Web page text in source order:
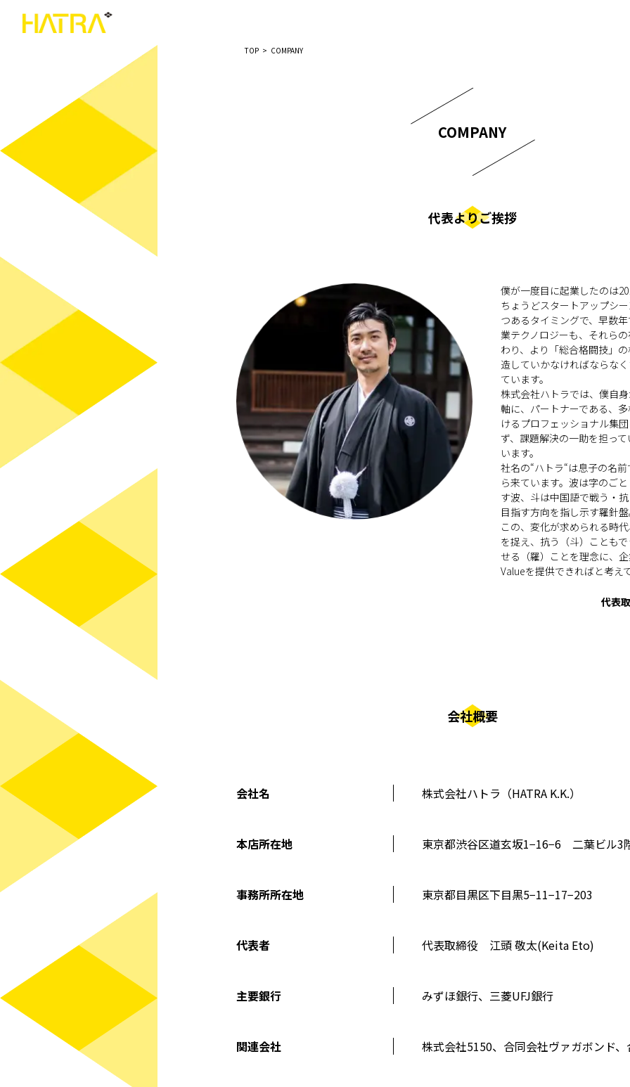
TOP > COMPANY
COMPANY
代表よりご挨拶
僕が一度目に起業したのは
ちょうどスタートアップシ
つあるタイミングで、早数
業テクノロジーも、それら
わり、より「総合格闘技」
造していかなければならな
ています。
株式会社ハトラでは、僕自
軸に、パートナーである、
けるプロフェッショナル集
ず、課題解決の一助を担っ
います。
社名の“ハトラ“は息子の名
ら来ています。波は字のご
す波、斗は中国語で戦う・
目指す方向を指し示す羅針
この、変化が求められる時
を捉え、抗う（斗）ことも
せる（羅）ことを理念に、
Valueを提供できればと考え
代表
会社概要
会社名 株式会社ハトラ（HATRA K.K.）
本店所在地 東京都渋谷区道玄坂1−16−6 二葉ビル3
事務所所在地 東京都目黒区下目黒5−11−17−203
代表者 代表取締役 江頭 敬太(Keita Eto)
主要銀行 みずほ銀行、三菱UFJ銀行
関連会社 株式会社5150、合同会社ヴァガボンド